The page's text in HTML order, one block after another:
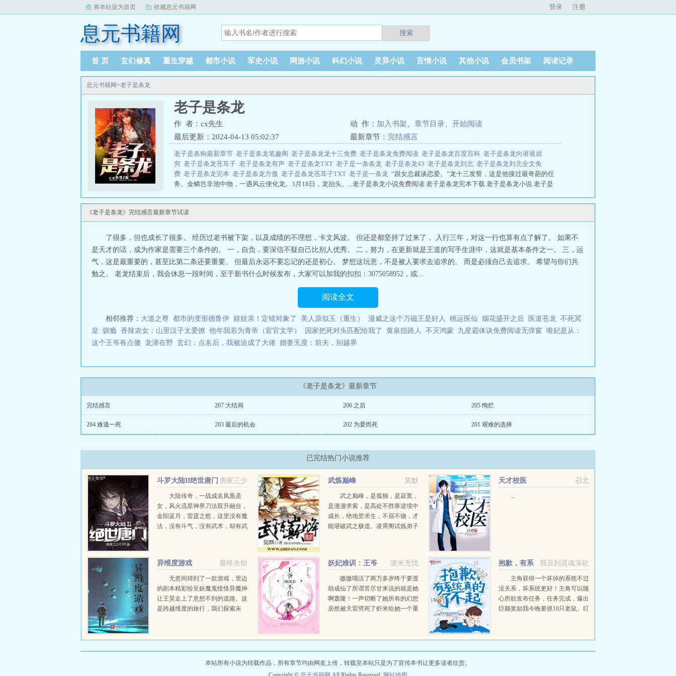
将本站设为首页 收藏息元书籍网 登录 注册
息元书籍网 搜索
首 页 玄幻修真 重生穿越 都市小说 军史小说 网游小说 科幻小说 灵异小说 言情小说 其他小说 会员书架 阅读记录
息元书籍网>老子是条龙
老子是条龙
作 者：cx先生 动 作： 加入书架 章节目录
开始阅读
最后更新：2024-04-13 05:02:37
最新章节： 完结感言
老子是条狗最新章节 老子是条龙笔趣阁 老子是条龙龙十三免费 老子是条龙免费阅读 老子是条龙百度百科 老子是条龙向谁谁就
穷 老子是条龙苍耳子 老子是条龙有声 老子是条龙TXT 老子是一条条龙 老子是条龙43 老子是条龙刘北 老子是条龙刘北全文免
费 老子是条龙完本 老子是条龙方傲 老子是条龙苍耳子TXT 老子是一条龙 “跟女总裁谈恋爱。”龙十三发誓，这是他接过最奇葩的任
务。金鳞岂非池中物，一遇风云便化龙。3月18日，龙抬头。...老子是条龙小说免费阅读 老子是条龙完本下载 老子是条龙小说 老子是
《老子是条龙》完结感言最新章节试读
了很多，但也成长了很多。 经历过老书被下架，以及成绩的不理想，卡文风波。 但还是都坚持了过来了， 入行三年，对这一行也算有点了解了。 如果不
是天才的话，成为作家是需要三个条件的。 一，自负，要深信不疑自己比别人优秀。 二，努力，在更新就是王道的写手生涯中，这就是基本条件之一。 三，运
气，这是最重要的，甚至比第二条还要重要。 但最后永远不要忘记的还是初心。 梦想这玩意，不是被人要求去追求的。 而是必须自己去追求。 希望与你们共
勉之。 老龙结束后，我会休息一段时间，至于新书什么时候发布，大家可以加我的扣扣：3075058952，或...
阅读全文
相邻推荐： 大道之尊 都市的变形德鲁伊 娃娃亲！定错对象了 美人原似玉（重生） 漫威之这个万磁王是好人 桃运医仙 烟花盛开之后 医道苍龙 不死冥
皇
驯瘾 香辣农女：山里汉子太爱撩 他年我若为青帝（宦官文学） 国家把死对头匹配给我了 黄泉指路人 不灭鸿蒙 九星霸体诀免费阅读无弹窗 唯妃是从：
这个王爷有点傻 龙潜在野 玄幻：点名后，我被迫成了大佬 婚妻无度：前夫，别越界
《老子是条龙》最新章节
完结感言 207 大结局 206 之后 205 绚烂
204 难逃一死 203 最后的机会 202 为爱而死 201 艰难的选择
已完结热门小说推荐
唐家三少
斗罗大陆II绝世唐门
大陆传奇，一战成名凤凰圣
女，风火流星神界刀法双升融合，
金阳蓝月，雷霆之怒，这里没有魔
法，没有斗气，没有武术，却有武
莫默
武炼巅峰
武之巅峰，是孤独，是寂寞，
是漫漫求索，是高处不胜寒逆境中
成长，绝地里求生，不屈不饶，才
能堪破武之极道。凌霄阁试炼弟子
召北
天才校医
...
最终永恒
异维度游戏
无意间得到了一款游戏，里边
的剧本精彩纷呈妖魔鬼怪怪异魔神
让王昊走上了意想不到的道路。这
是跨越维度的旅行，我们探索未
暗中迷失方向，我将成...
凌米无忧
妖妃难训：王爷
hold不住
嗷嗷哦活了两万多岁终于要渡
劫成仙了所谓苦尽甘来说的就是她
啊轰隆！一声切断了她所有的幻想
居然被天雷劈死了虾米给她一个重
倒她这个绝世狐妖啊等等世间...
我丑到灵魂深处
抱歉，有系
统真的了不起
主角获得一个坏掉的系统不过
没关系，坏系统更好！主角可以随
心所欲发布任务，任务完成，爆出
巨额奖励我今晚要抓10只老鼠。叮
析任务难度，奖品稍后结算...
本站所有小说为转载作品，所有章节均由网友上传，转载至本站只是为了宣传本书让更多读者欣赏。